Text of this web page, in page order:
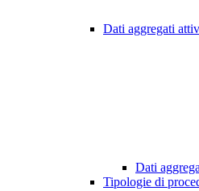
Dati aggregati
Dati
Tipologie di